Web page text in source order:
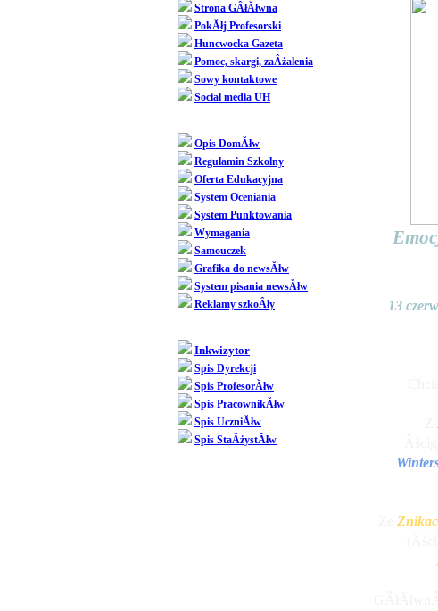
Strona GÂłĂłwna
PokĂłj Profesorski
Huncwocka Gazeta
Pomoc, skargi, zaÂżalenia
Sowy kontaktowe
Social media UH
Opis DomĂłw
Regulamin Szkolny
Oferta Edukacyjna
System Oceniania
System Punktowania
Wymagania
Samouczek
Grafika do newsĂłw
System pisania newsĂłw
Reklamy szkoÂły
Inkwizytor
Spis Dyrekcji
Spis ProfesorĂłw
Spis PracownikĂłw
Spis UczniĂłw
Spis StaÂżystĂłw
13